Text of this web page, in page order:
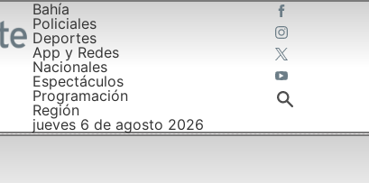
Bahía
Policiales
Deportes
App y Redes
Nacionales
Espectáculos
Programación
Región
jueves 6 de agosto 2026